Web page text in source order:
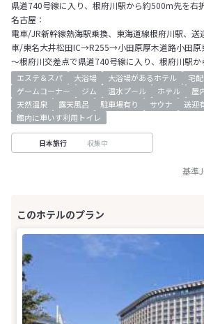
県道740号線に入り、根府川駅から約500m先を右
名古屋：
電車/JR新幹線熱海駅乗換、東海道線根府川駅、送
車/東名大井松田IC→R255→小田原厚木道路小田原
～根府川交差点で県道740号線に入り、根府川駅
エステ＆スパ 大浴場 大浴場があるホテル
宅
ゲームコーナー
ジム 温水プール ホテル 屋
天然温泉
露天風呂 駐車場有り サウナ
送迎
館内に車いす利用トイレ
日本旅行 収集中
基準